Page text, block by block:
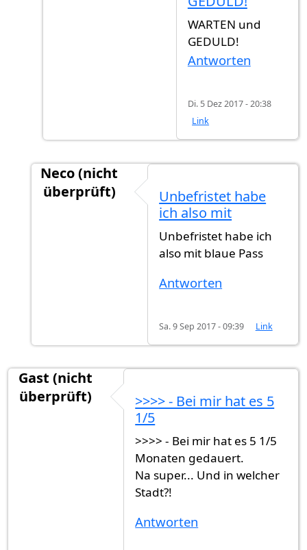
WARTEN und
GEDULD!
Antworten
Di. 5 Dez 2017 - 20:38
Link
Neco (nicht
überprüft)
Hallo Nechirvan. Ich komme
Unbefristet habe
ich also mit
Unbefristet habe ich
also mit blaue Pass
Antworten
Sa. 9 Sep 2017 - 09:39 Link
Gast (nicht
überprüft)
>>>> - Bei mir hat es 5
1/5
>>>> - Bei mir hat es 5 1/5
Monaten gedauert.
Na super... Und in welcher
Stadt?!
Antworten